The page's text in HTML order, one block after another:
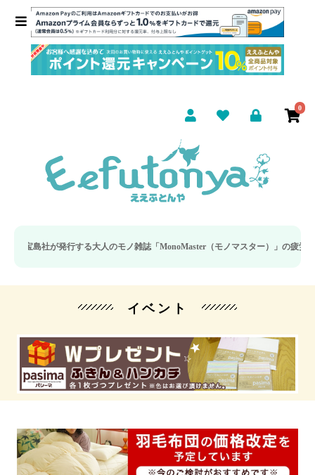
0
行する大人のモノ雑誌「MonoMaster（モノマスター）」の疲労回復・睡眠の向
イベント